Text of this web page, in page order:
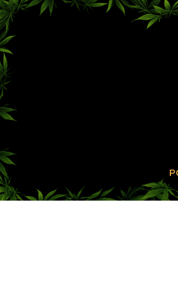
Preskoči
na
sadržaj